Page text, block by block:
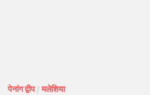
पेनांग द्वीप/मलेशिया